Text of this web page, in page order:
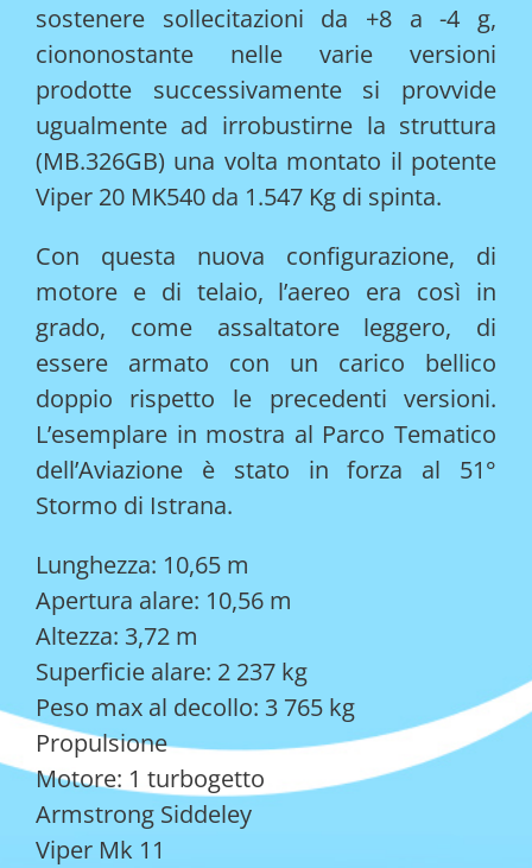
sostenere sollecitazioni da +8 a -4 g,
ciononostante nelle varie versioni
prodotte successivamente si provvide
ugualmente ad irrobustirne la struttura
(MB.326GB) una volta montato il potente
Viper 20 MK540 da 1.547 Kg di spinta.
Con questa nuova configurazione, di
motore e di telaio, l’aereo era così in
grado, come assaltatore leggero, di
essere armato con un carico bellico
doppio rispetto le precedenti versioni.
L’esemplare in mostra al Parco Tematico
dell’Aviazione è stato in forza al 51°
Stormo di Istrana.
Lunghezza: 10,65 m
Apertura alare: 10,56 m
Altezza: 3,72 m
Superficie alare: 2 237 kg
Peso max al decollo: 3 765 kg
Propulsione
Motore: 1 turbogetto
Armstrong Siddeley
Viper Mk 11